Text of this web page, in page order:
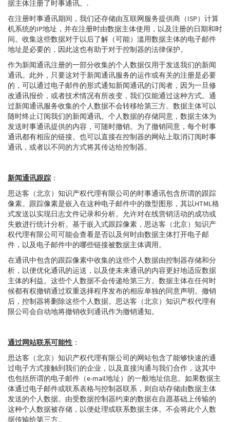
据主体注册了时事通讯。.
在注册时事通讯期间，我们还存储由互联网服务提供商（ISP）计算
机系统的IP地址，并在注册时由数据主体使用，以及注册的日期和时
间。收集这些数据对于以后了解（可能）滥用数据主体的电子邮件
地址是必要的，因此这也有助于对于控制器的法律保护。
作为新闻通讯注册的一部分收集的个人数据仅用于发送我们的新闻
通讯。此外，只要这对于新闻通讯服务的运作或有关的注册是必要
的，可以通过电子邮件的形式通知新闻通讯的订阅者，因为一旦修
改通讯报价，或者技术情况有所改变，我们仅能通过这种方式。通
过新闻通讯服务收集的个人数据不会转移给第三方。数据主体可以
随时终止订阅我们的新闻通讯。个人数据的存储同意，数据主体为
发送时事通讯提供的内容，可随时撤销。为了撤销同意，每个时事
通讯都有相应的链接。也可以直接在控制器的网站上取消订阅时事
通讯，或者以不同的方式将其传达给控制器。
新闻通讯跟踪 ：
思达客（北京）知识产权代理有限公司的时事通讯包含所谓的跟踪
像素。跟踪像素是嵌入在这种电子邮件中的微型图形，其以HTML格
式发送以实现日志文件记录和分析。允许对在线营销活动的成功或
失败进行统计分析。基于嵌入式跟踪像素，思达客（北京）知识产
权代理有限公司可能会查看是否以及何时由数据主体打开电子邮
件，以及电子邮件中的哪些链接被数据主体调用。
在通讯中包含的跟踪像素中收集的这些个人数据由控制器存储和分
析，以便优化通讯的运送，以及使未来通讯的内容更好地适应数据
主体的利益。这些个人数据不会传递给第三方。数据主体在任何时
候都有权撤销通过双重选择程序发布的相应单独的同意声明。撤销
后，控制器将删除这些个人数据。思达客（北京）知识产权代理有
限公司会自动地将撤销收到通讯作为撤销通知。
通过网站联系可能性 ：
思达客（北京）知识产权代理有限公司的网站包含了能够快速的通
过电子方式接触到我们的企业，以及直接沟通与我们合作，这其中
也包括所谓的电子邮件（e-mail地址）的一般地址信息。如果数据主
体通过电子邮件或联系表格与控制器联系，则自动存储由数据主体
发送的个人数据。由受数据控制器约束的数据在自愿基础上传输的
这种个人数据被存储，以便处理或联系数据主体。不会将此个人数
据传输给第三方。